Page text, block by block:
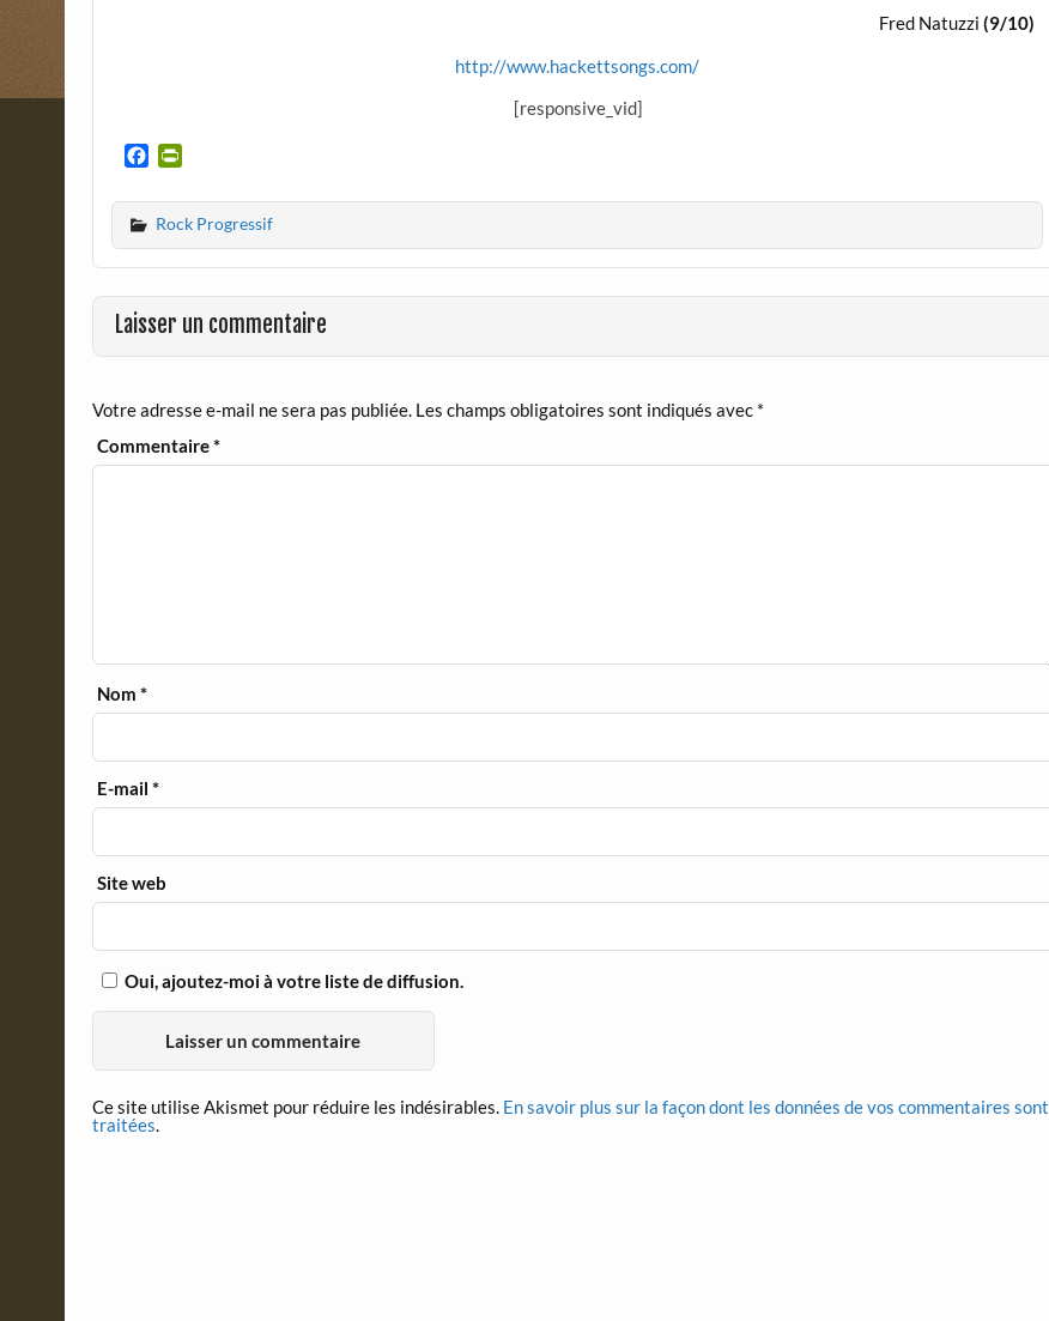
Fred Natuzzi (9/10)
http://www.hackettsongs.com/
[responsive_vid]
c
e
b
o
o
k
i
n
t
F
r
i
l
y
Rock Progressif
Laisser un commentaire
Votre adresse e-mail ne sera pas publiée. Les champs obligatoires sont indiqués avec *
Commentaire*
Nom*
E-mail*
Site web
Oui, ajoutez-moi à votre liste de diffusion.
Ce site utilise Akismet pour réduire les indésirables. En savoir plus sur la façon dont les données de vos commentaires sont
traitées.